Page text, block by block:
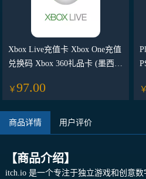
Xbox Live充值卡 Xbox One充值
兑换码 Xbox 360礼品卡 (墨西
￥97.00 ￥
商品详情 用户评价
【商品介绍】
itch.io 是一个专注于独立游戏和创意